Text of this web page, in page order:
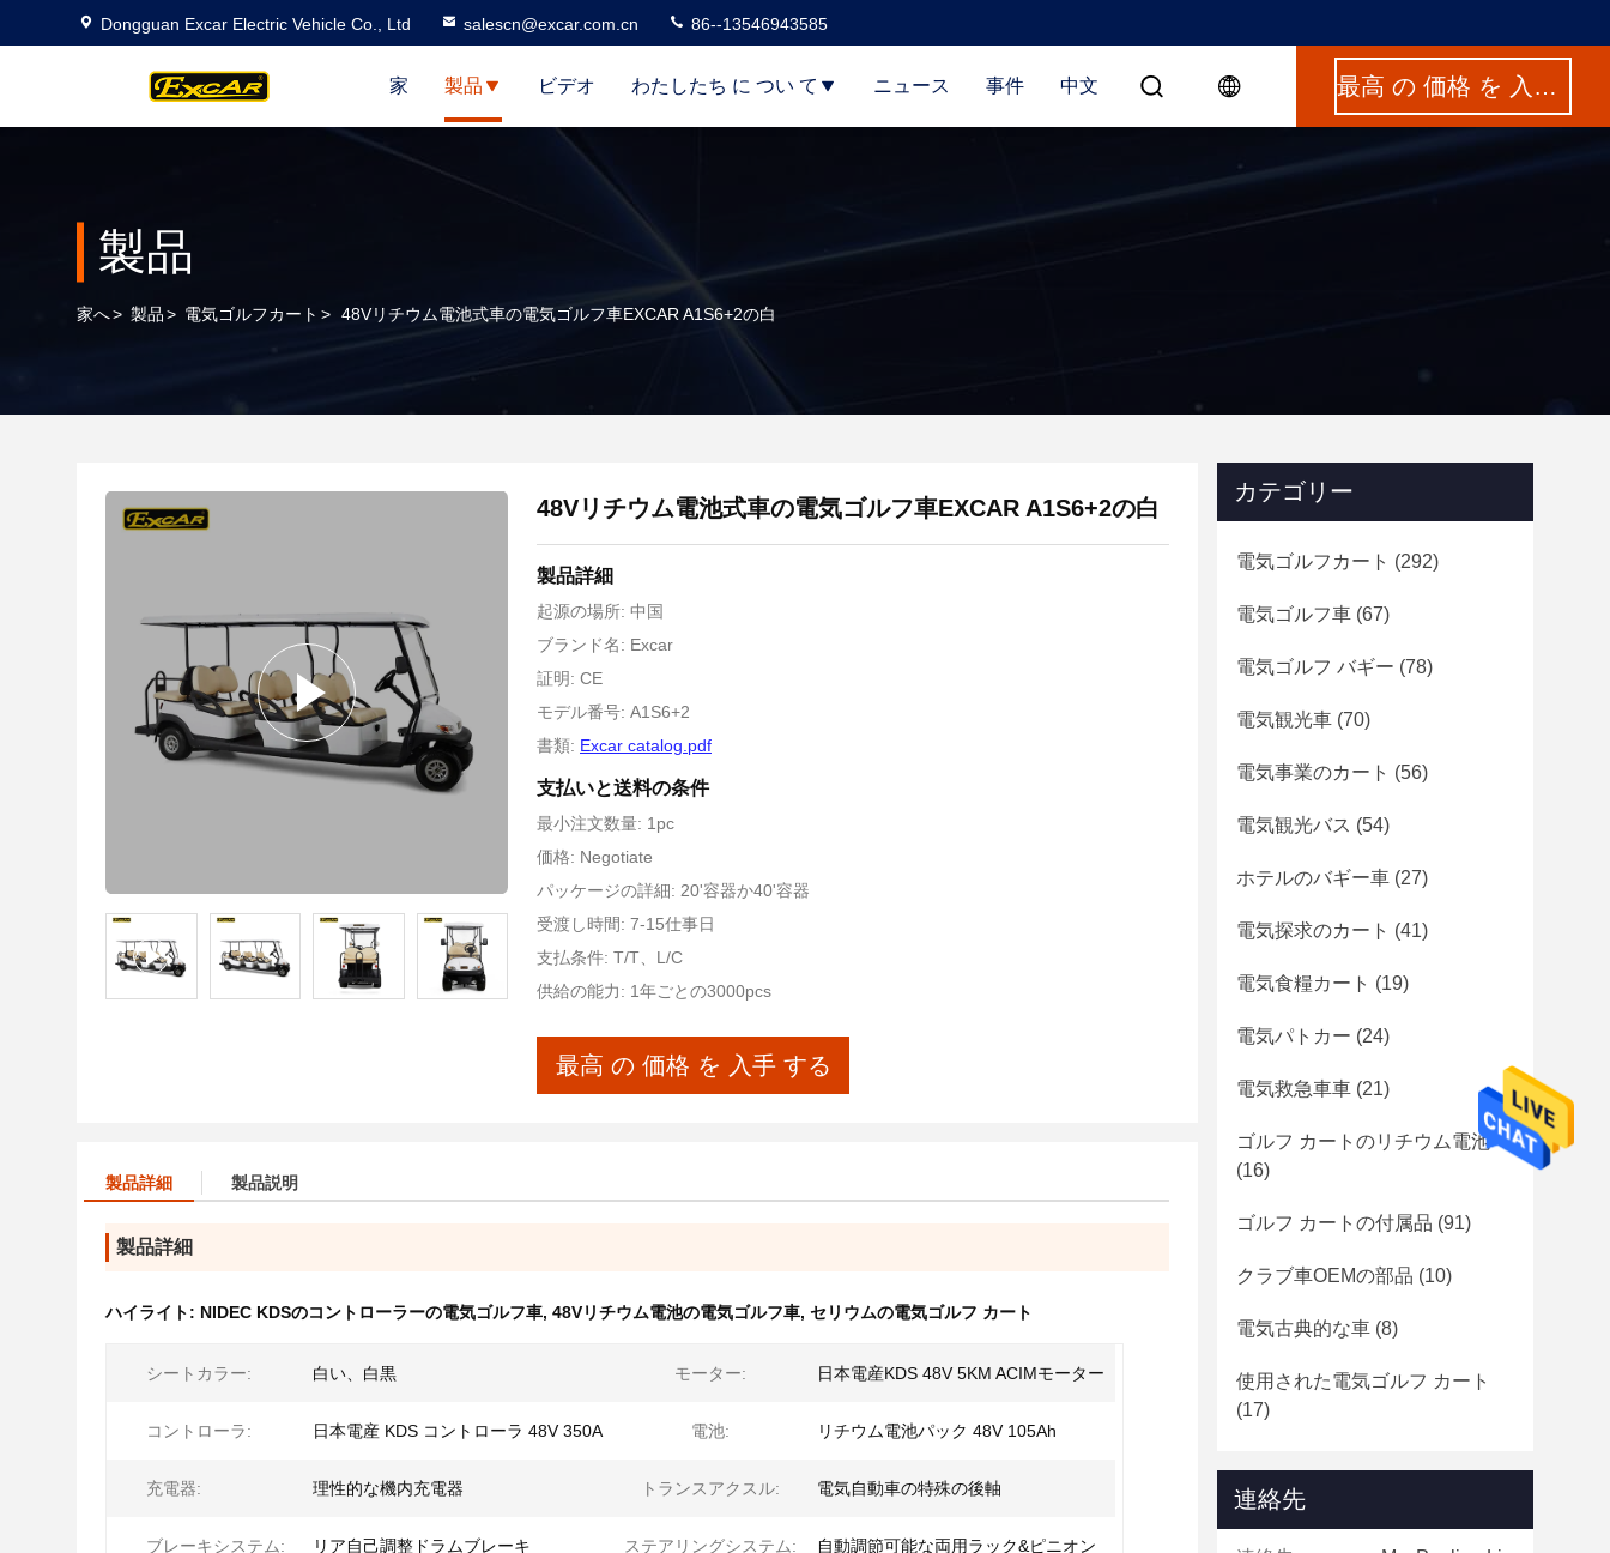
Dongguan Excar Electric Vehicle Co., Ltd salescn@excar.com.cn 86--13546943585
家 製品 ビデオ わたしたち に つい て ニュース 事件 中文 最高 の 価格 を 入手 する
製品
家へ> 製品> 電気ゴルフカート > 48Vリチウム電池式車の電気ゴルフ車EXCAR A1S6+2の白
48Vリチウム電池式車の電気ゴルフ車EXCAR A1S6+2の白
製品詳細
起源の場所: 中国
ブランド名: Excar
証明: CE
モデル番号: A1S6+2
書類: Excar catalog.pdf
支払いと送料の条件
最小注文数量: 1pc
価格: Negotiate
パッケージの詳細: 20'容器か40'容器
受渡し時間: 7-15仕事日
支払条件: T/T、L/C
供給の能力: 1年ごとの3000pcs
最高 の 価格 を 入手 する
製品詳細 製品説明
製品詳細
ハイライト: NIDEC KDSのコントローラーの電気ゴルフ車, 48Vリチウム電池の電気ゴルフ車, セリウムの電気ゴルフ カート
シートカラー: 白い、白黒 モーター: 日本電産KDS 48V 5KM ACIMモーター
コントローラ: 日本電産 KDS コントローラ 48V 350A 電池: リチウム電池パック 48V 105Ah
充電器: 理性的な機内充電器 トランスアクスル: 電気自動車の特殊の後軸
ブレーキシステム: リア自己調整ドラムブレーキ ステアリングシステム: 自動調節可能な両用ラック&ピニオン
カテゴリー
電気ゴルフカート (292)
電気ゴルフ車 (67)
電気ゴルフ バギー (78)
電気観光車 (70)
電気事業のカート (56)
電気観光バス (54)
ホテルのバギー車 (27)
電気探求のカート (41)
電気食糧カート (19)
電気パトカー (24)
電気救急車車 (21)
ゴルフ カートのリチウム電池
(16)
ゴルフ カートの付属品 (91)
クラブ車OEMの部品 (10)
電気古典的な車 (8)
使用された電気ゴルフ カート
(17)
連絡先